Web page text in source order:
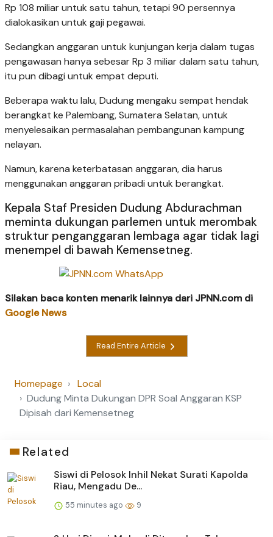
Rp 108 miliar untuk satu tahun, tetapi 90 persennya
dialokasikan untuk gaji pegawai.
Sedangkan anggaran untuk kunjungan kerja dalam tugas
pengawasan hanya sebesar Rp 3 miliar dalam satu tahun,
itu pun dibagi untuk empat deputi.
Beberapa waktu lalu, Dudung mengaku sempat hendak
berangkat ke Palembang, Sumatera Selatan, untuk
menyelesaikan permasalahan pembangunan kampung
nelayan.
Namun, karena keterbatasan anggaran, dia harus
menggunakan anggaran pribadi untuk berangkat.
Kepala Staf Presiden Dudung Abdurachman
meminta dukungan parlemen untuk merombak
struktur penganggaran lembaga agar tidak lagi
menempel di bawah Kemensetneg.
Silakan baca konten menarik lainnya dari JPNN.com di
Google News
Read Entire Article
Homepage
Local
Dudung Minta Dukungan DPR Soal Anggaran KSP
Dipisah dari Kemensetneg
Related
Siswi di Pelosok Inhil Nekat Surati Kapolda
Riau, Mengadu De...
55 minutes ago 9